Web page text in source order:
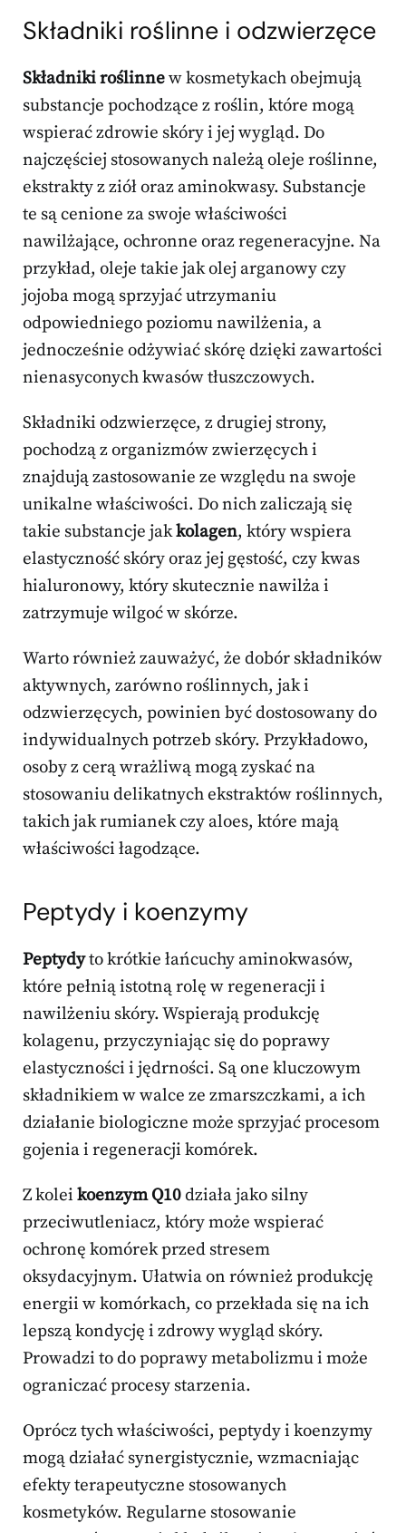
Składniki roślinne i odzwierzęce
Składniki roślinnew kosmetykach obejmują
substancje pochodzące z roślin, które mogą
wspierać zdrowie skóry i jej wygląd. Do
najczęściej stosowanych należą oleje roślinne,
ekstrakty z ziół oraz aminokwasy. Substancje
te są cenione za swoje właściwości
nawilżające, ochronne oraz regeneracyjne. Na
przykład, oleje takie jak olej arganowy czy
jojoba mogą sprzyjać utrzymaniu
odpowiedniego poziomu nawilżenia, a
jednocześnie odżywiać skórę dzięki zawartości
nienasyconych kwasów tłuszczowych.
Składniki odzwierzęce, z drugiej strony,
pochodzą z organizmów zwierzęcych i
znajdują zastosowanie ze względu na swoje
unikalne właściwości. Do nich zaliczają się
takie substancje jakkolagen, który wspiera
elastyczność skóry oraz jej gęstość, czy kwas
hialuronowy, który skutecznie nawilża i
zatrzymuje wilgoć w skórze.
Warto również zauważyć, że dobór składników
aktywnych, zarówno roślinnych, jak i
odzwierzęcych, powinien być dostosowany do
indywidualnych potrzeb skóry. Przykładowo,
osoby z cerą wrażliwą mogą zyskać na
stosowaniu delikatnych ekstraktów roślinnych,
takich jak rumianek czy aloes, które mają
właściwości łagodzące.
Peptydy i koenzymy
Peptydyto krótkie łańcuchy aminokwasów,
które pełnią istotną rolę w regeneracji i
nawilżeniu skóry. Wspierają produkcję
kolagenu, przyczyniając się do poprawy
elastyczności i jędrności. Są one kluczowym
składnikiem w walce ze zmarszczkami, a ich
działanie biologiczne może sprzyjać procesom
gojenia i regeneracji komórek.
Z kolei koenzym Q10działa jako silny
przeciwutleniacz, który może wspierać
ochronę komórek przed stresem
oksydacyjnym. Ułatwia on również produkcję
energii w komórkach, co przekłada się na ich
lepszą kondycję i zdrowy wygląd skóry.
Prowadzi to do poprawy metabolizmu i może
ograniczać procesy starzenia.
Oprócz tych właściwości, peptydy i koenzymy
mogą działać synergistycznie, wzmacniając
efekty terapeutyczne stosowanych
kosmetyków. Regularne stosowanie